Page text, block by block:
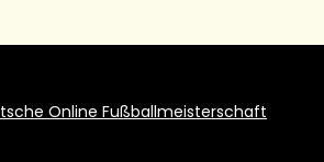
Online Fußballmeisterschaft